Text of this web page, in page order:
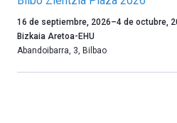
Un
año
más,
16 de septiembre, 2026–4 de octubre,
Bizkaia Aretoa-EHU
Abandoibarra, 3, Bilbao